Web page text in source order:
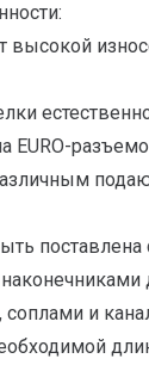
высокой
EURO-
поставлена
и